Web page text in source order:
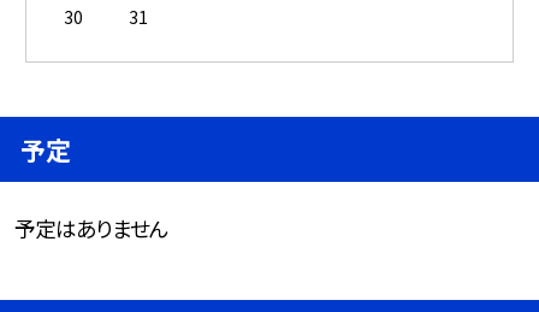
30
31
予定
予定はありません